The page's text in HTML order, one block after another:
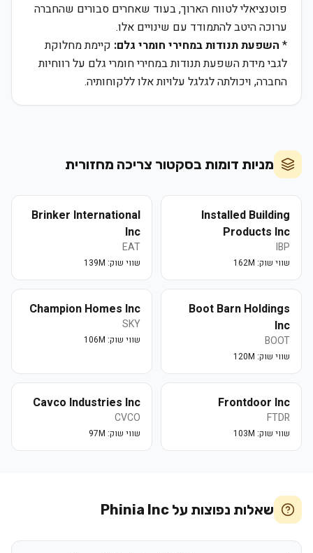
פוטנציאלי לטווח הארוך, בעוד שאחרים סבורים שהחברה
ערוכה היטב להתמודד עם שינויים אלו.
* השפעת תנודות במחירי חומרי גלם: קיימת מחלוקת
לגבי מידת השפעת תנודות במחירי חומרי גלם על רווחיות
החברה, ויכולתה לגלגל עלויות אלו ללקוחותיה.
מניות דומות בסקטור צריכה מחזורית
Installed Building
Products Inc
IBP
שווי שוק: 162M
Brinker International
Inc
EAT
שווי שוק: 139M
Boot Barn Holdings
Inc
BOOT
שווי שוק: 120M
Champion Homes Inc
SKY
שווי שוק: 106M
Frontdoor Inc
FTDR
שווי שוק: 103M
Cavco Industries Inc
CVCO
שווי שוק: 97M
שאלות נפוצות על Phinia Inc